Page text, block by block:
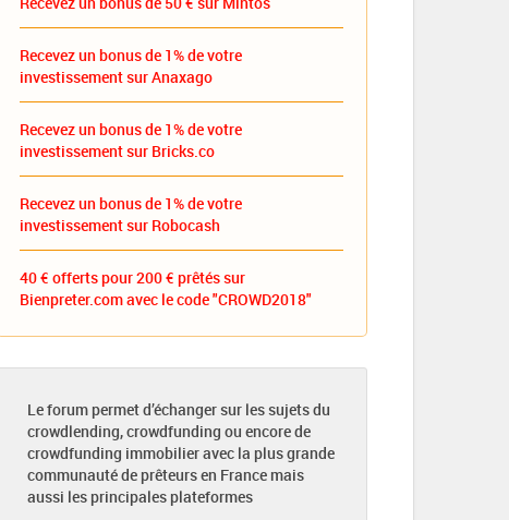
Recevez un bonus de 1% de votre
investissement sur Anaxago
Recevez un bonus de 1% de votre
investissement sur Bricks.co
Recevez un bonus de 1% de votre
investissement sur Robocash
40 € offerts pour 200 € prêtés sur
Bienpreter.com avec le code "CROWD2018"
Le forum permet d’échanger sur les sujets du
crowdlending, crowdfunding ou encore de
crowdfunding immobilier avec la plus grande
communauté de prêteurs en France mais
aussi les principales plateformes